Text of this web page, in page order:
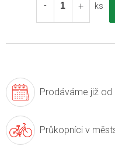
ks
Prodáváme již od
Průkopníci v